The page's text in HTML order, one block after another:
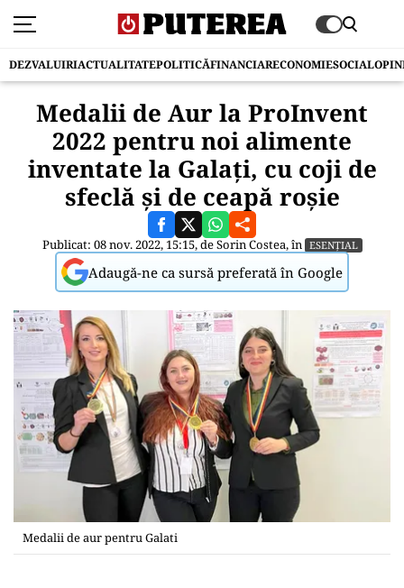
DEZVALUIRIACTUALITATEPOLITICĂFINANCIARECONOMIESOCIAL
Medalii de Aur la ProInvent
2022 pentru noi alimente
inventate la Galați, cu coji de
sfeclă și de ceapă roșie
Publicat: 08 nov. 2022, 15:15, deSorin Costea, în ESENȚIAL
Adaugă-ne ca sursă preferată în Google
Medalii de aur pentru Galati